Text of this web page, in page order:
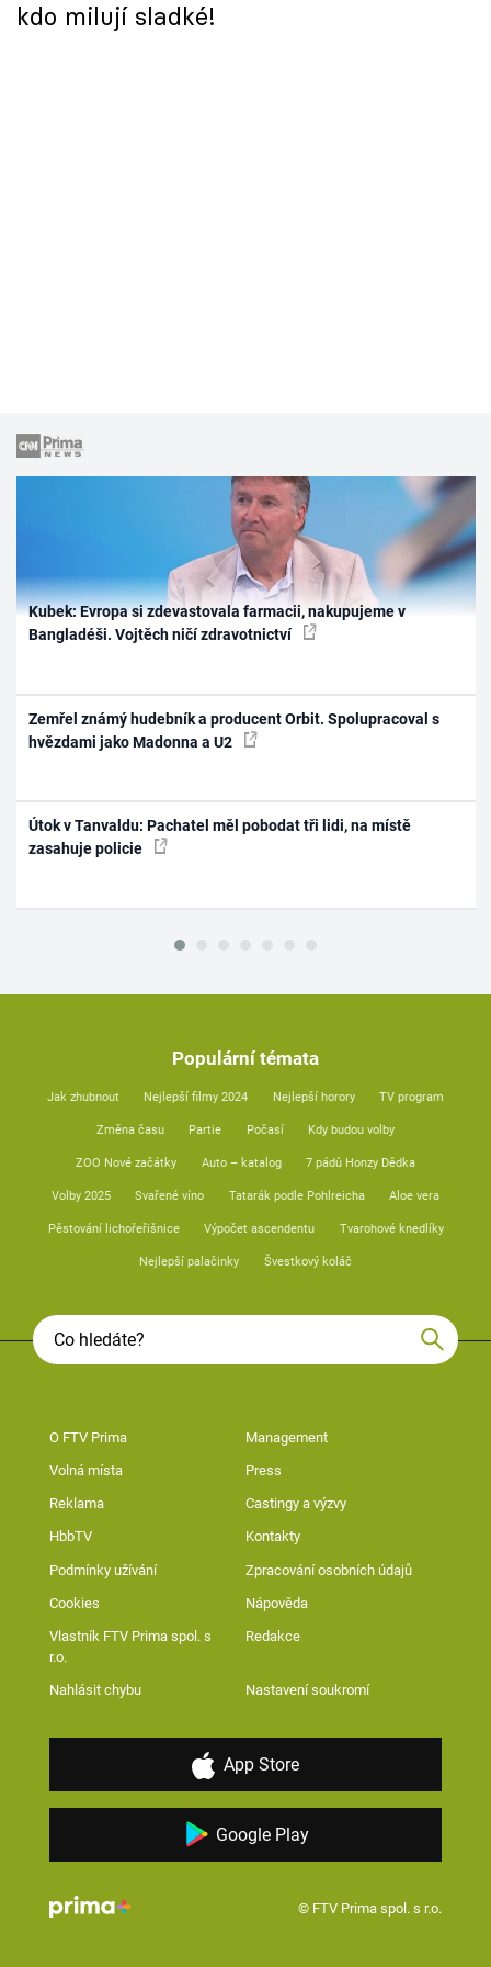
kdo milují sladké!
Kubek: Evropa si zdevastovala farmacii, nakupujeme v
Bangladéši. Vojtěch ničí zdravotnictví
Zemřel známý hudebník a producent Orbit. Spolupracoval s
hvězdami jako Madonna a U2
Útok v Tanvaldu: Pachatel měl pobodat tři lidi, na místě
zasahuje policie
Populární témata
Jak zhubnout Nejlepší filmy 2024 Nejlepší horory TV program
Změna času Partie Počasí Kdy budou volby
ZOO Nové začátky Auto – katalog 7 pádů Honzy Dědka
Volby 2025 Svařené víno Tatarák podle Pohlreicha Aloe vera
Pěstování lichořeřišnice Výpočet ascendentu Tvarohové knedlíky
Nejlepší palačinky Švestkový koláč
O FTV Prima Management
Volná místa Press
Reklama Castingy a výzvy
HbbTV Kontakty
Podmínky užívání Zpracování osobních údajů
Cookies Nápověda
Vlastník FTV Prima spol. s
r.o.
Redakce
Nahlásit chybu Nastavení soukromí
App Store
Google Play
© FTV Prima spol. s r.o.